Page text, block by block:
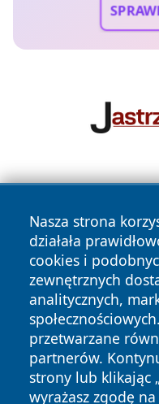
Nasza strona
działała
cookies i
zewnętrznych
analitycznych,
przetwarzane
partnerów.
strony lub klikając
wyrażasz zgodę
Copyright © 2026
zastrzeżone.
News Autorzy